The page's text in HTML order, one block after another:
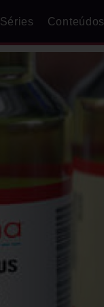
Séries Conteúdos